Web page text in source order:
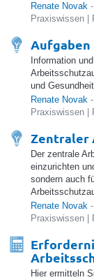
Renate Novak -
Praxiswissen |
Aufgaben
Information
und
Renate Novak -
Praxiswissen |
Zentraler
Der zentrale
einzurichten
sondern auch
Renate Novak -
Praxiswissen |
Hier ermitteln